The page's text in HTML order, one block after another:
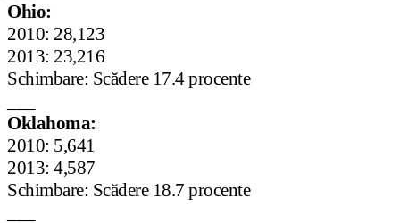
Ohio:
2010: 28,123
2013: 23,216
Schimbare: Scădere 17.4 procente
Oklahoma:
2010: 5,641
2013: 4,587
Schimbare: Scădere 18.7 procente